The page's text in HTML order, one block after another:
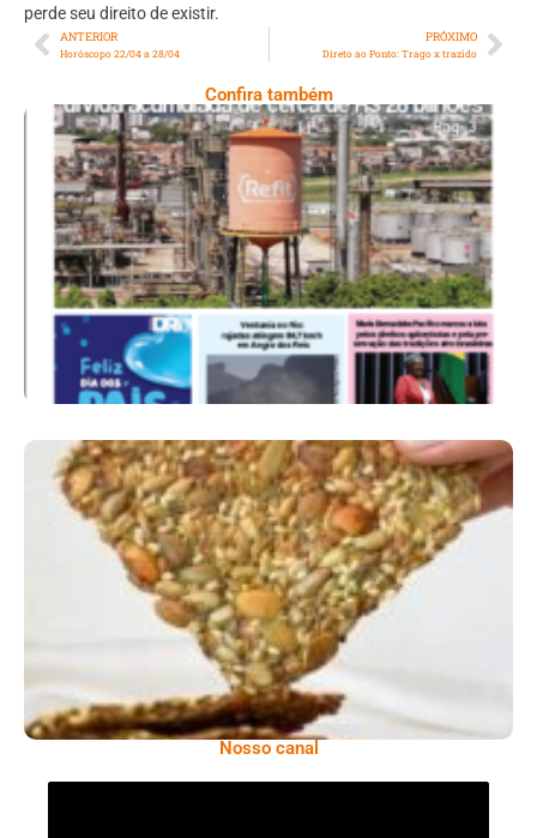
perde seu direito de existir.
ANTERIOR
Horóscopo 22/04 a 28/04
PRÓXIMO
Direto ao Ponto: Trago x trazido
Confira também
Ano X – Número 367 08 A 14 De Agosto De
2026
Comer Bem: Cracker De Sementes
Nosso canal